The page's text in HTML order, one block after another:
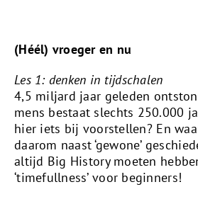
(Héél) vroeger en nu
Les 1: denken in tijdschalen
4,5 miljard jaar geleden
mens bestaat slechts 250.000
hier iets bij voorstellen? En
daarom naast ‘gewone’
altijd Big History moeten
‘timefullness’ voor beginners!